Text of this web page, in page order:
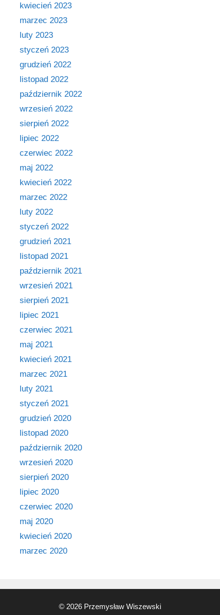
kwiecień 2023
marzec 2023
luty 2023
styczeń 2023
grudzień 2022
listopad 2022
październik 2022
wrzesień 2022
sierpień 2022
lipiec 2022
czerwiec 2022
maj 2022
kwiecień 2022
marzec 2022
luty 2022
styczeń 2022
grudzień 2021
listopad 2021
październik 2021
wrzesień 2021
sierpień 2021
lipiec 2021
czerwiec 2021
maj 2021
kwiecień 2021
marzec 2021
luty 2021
styczeń 2021
grudzień 2020
listopad 2020
październik 2020
wrzesień 2020
sierpień 2020
lipiec 2020
czerwiec 2020
maj 2020
kwiecień 2020
marzec 2020
© 2026 Przemysław Wiszewski